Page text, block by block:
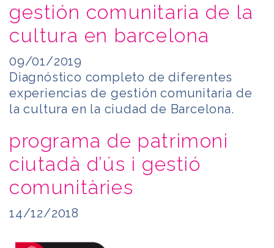
gestión comunitaria de la
cultura en barcelona
09/01/2019
Diagnóstico completo de diferentes
experiencias de gestión comunitaria de
la cultura en la ciudad de Barcelona.
programa de patrimoni
ciutadà d’ús i gestió
comunitàries
14/12/2018